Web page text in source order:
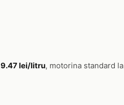
9.47 lei/litru, motorina standard la